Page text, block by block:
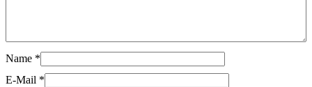
Name *
E-Mail *